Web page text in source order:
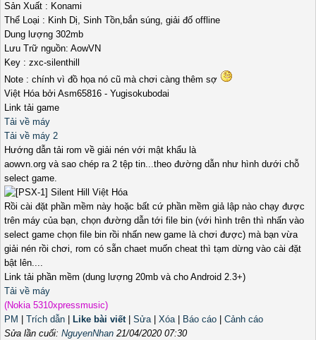
Sản Xuất : Konami
Thể Loại : Kinh Dị, Sinh Tồn,bắn súng, giải đố offline
Dung lượng 302mb
Lưu Trữ nguồn: AowVN
Key : zxc-silenthill
Note : chính vì đồ họa nó cũ mà chơi càng thêm sợ
Việt Hóa bởi Asm65816 - Yugisokubodai
Link tải game
Tải về máy
Tải về máy 2
Hướng dẫn tải rom về giải nén với mật khẩu là
aowvn.org và sao chép ra 2 tệp tin...theo đường dẫn như hình dưới chỗ
select game.
Rồi cài đặt phần mềm này hoặc bất cứ phần mềm giả lập nào chạy được
trên máy của bạn, chọn đường dẫn tới file bin (với hình trên thì nhấn vào
select game chọn file bin rồi nhấn new game là chơi được) mà bạn vừa
giải nén rồi chơi, rom có sẵn chaet muốn cheat thì tạm dừng vào cài đặt
bật lên....
Link tải phần mềm (dung lượng 20mb và cho Android 2.3+)
Tải về máy
(Nokia 5310xpressmusic)
PM
Trích dẫn Like bài viết| Sửa| Xóa| Báo cáo
Cảnh cáo
Sửa lần cuối: NguyenNhan 21/04/2020 07:30